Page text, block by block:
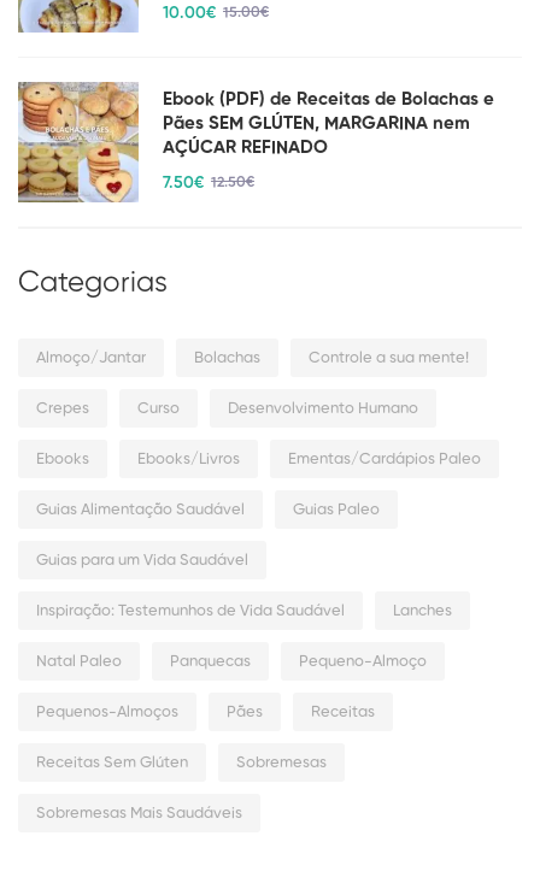
10.00€ 15.00€
Ebook (PDF) de Receitas de Bolachas e
Pães SEM GLÚTEN, MARGARINA nem
AÇÚCAR REFINADO
7.50€ 12.50€
Categorias
Almoço/Jantar Bolachas Controle a sua mente!
Crepes Curso Desenvolvimento Humano
Ebooks Ebooks/Livros Ementas/Cardápios Paleo
Guias Alimentação Saudável Guias Paleo
Guias para um Vida Saudável
Inspiração: Testemunhos de Vida Saudável Lanches
Natal Paleo Panquecas Pequeno-Almoço
Pequenos-Almoços Pães Receitas
Receitas Sem Glúten Sobremesas
Sobremesas Mais Saudáveis